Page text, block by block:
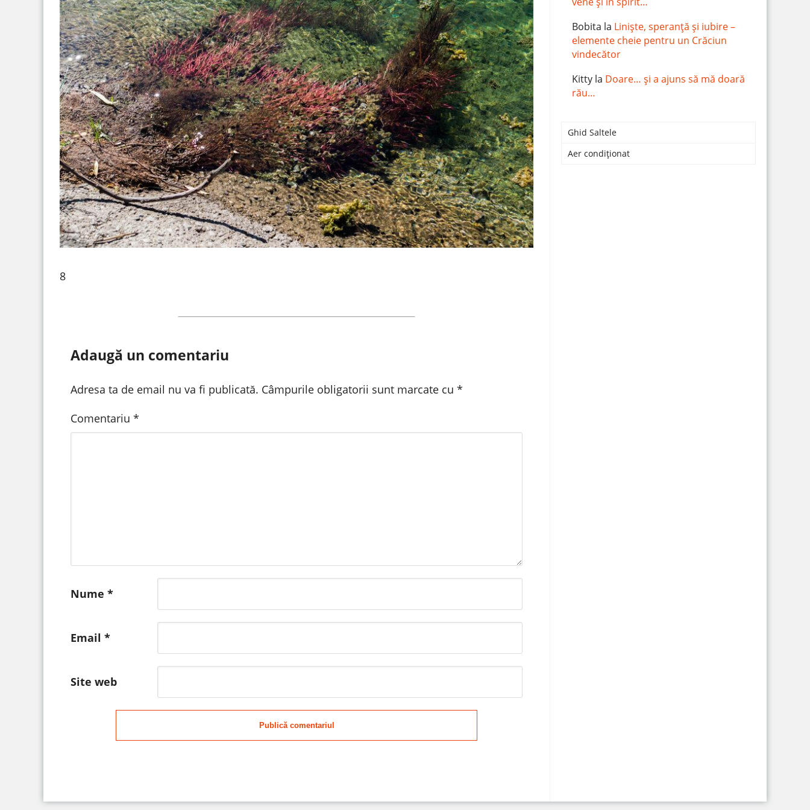
8
Adaugă un comentariu
Adresa ta de email nu va fi publicată. Câmpurile obligatorii sunt marcate cu *
Comentariu *
Nume *
Email *
Site web
Publică comentariul
Bobita la Liniște, speranță și iubire –
elemente cheie pentru un Crăciun
vindecător
Kitty la Doare… și a ajuns să mă doară
rău…
Ghid Saltele
Aer condiționat